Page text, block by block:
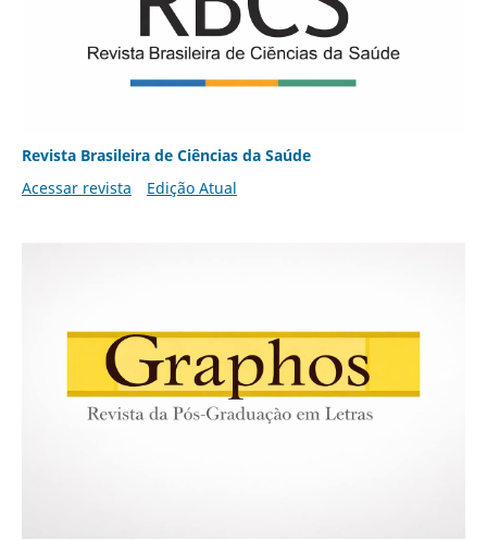
Revista Brasileira de Ciências da Saúde
Acessar revista
Edição Atual